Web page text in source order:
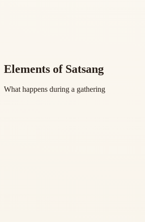
Elements of Satsang
What happens during a gathering